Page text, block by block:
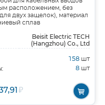
расположением, без
двух защелок), материал
сплав
Beisit Electric TECH
(Hangzhou) Co., Ltd
158 шт
8 шт
₽